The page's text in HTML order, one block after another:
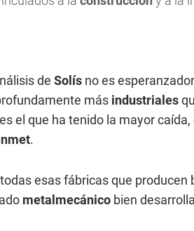
de Solís no es
más industriales
el que ha tenido la mayor
.
esas fábricas que
metalmecánico bien